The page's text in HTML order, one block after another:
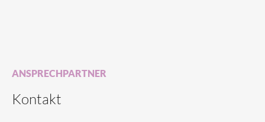
ANSPRECHPARTNER
Kontakt